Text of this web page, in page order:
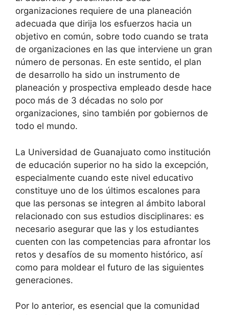
organizaciones requiere de una planeación
adecuada que dirija los esfuerzos hacia un
objetivo en común, sobre todo cuando se trata
de organizaciones en las que interviene un gran
número de personas. En este sentido, el plan
de desarrollo ha sido un instrumento de
planeación y prospectiva empleado desde hace
poco más de 3 décadas no solo por
organizaciones, sino también por gobiernos de
todo el mundo.
La Universidad de Guanajuato como institución
de educación superior no ha sido la excepción,
especialmente cuando este nivel educativo
constituye uno de los últimos escalones para
que las personas se integren al ámbito laboral
relacionado con sus estudios disciplinares: es
necesario asegurar que las y los estudiantes
cuenten con las competencias para afrontar los
retos y desafíos de su momento histórico, así
como para moldear el futuro de las siguientes
generaciones.
Por lo anterior, es esencial que la comunidad